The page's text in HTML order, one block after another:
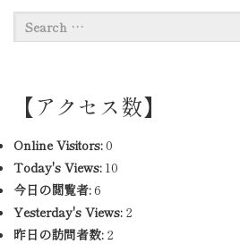
【アクセス数】
Online Visitors:0
Today's Views: 10
今日の閲覧者:6
Yesterday's Views: 2
昨日の訪問者数: 2